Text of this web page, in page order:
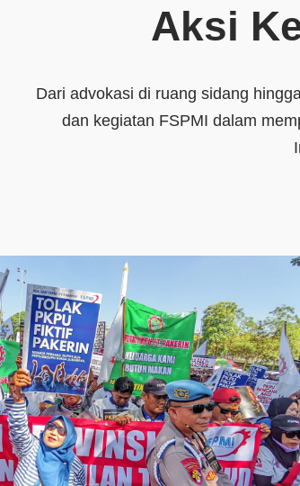
Aksi
Dari advokasi di ruang sidang
dan kegiatan FSPMI dalam